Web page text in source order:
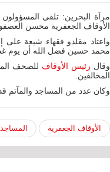
الأوقاف الجعفرية محسن
واعتاد مقلدو فقهاء شيعة على
محمد حسين فضل الله أن يوم غد
وقال رئيس الأوقاف للصحف
المخالفين.
وكان عدد من المساجد والمآتم
الأوقاف الجعفرية المساجد